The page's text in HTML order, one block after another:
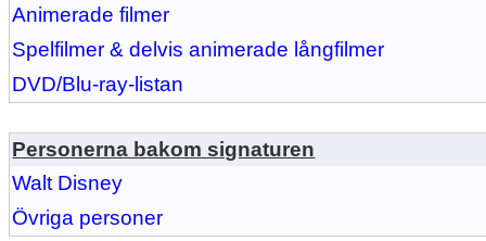
Animerade filmer
Spelfilmer & delvis animerade långfilmer
DVD/Blu-ray-listan
Personerna bakom signaturen
Walt Disney
Övriga personer